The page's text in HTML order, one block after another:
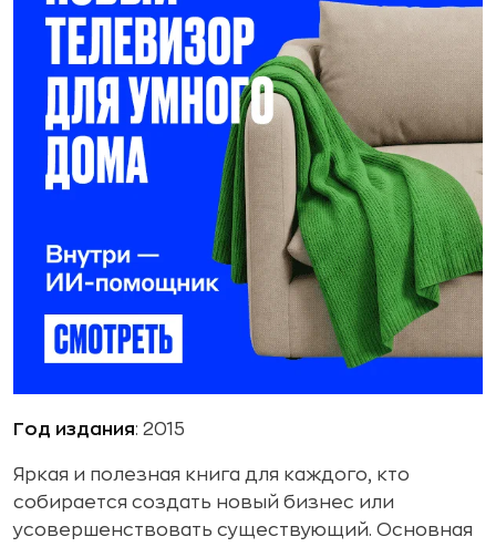
Год издания: 2015
Яркая и полезная книга для каждого, кто
собирается создать новый бизнес или
усовершенствовать существующий. Основная